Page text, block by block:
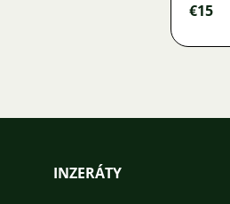
€15
INZERÁTY